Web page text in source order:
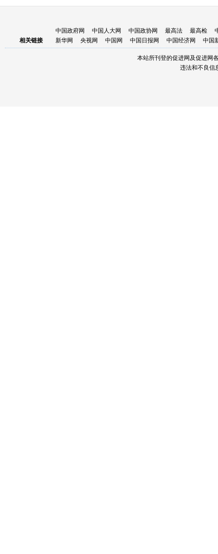
相关链接
中国政府网 中国人大网 中国政协网 最高法 最高检
新华网
央视网 中国网 中国日报网 中国经济网 中国
本站所刊登的促进网及促进网
违法和不良信